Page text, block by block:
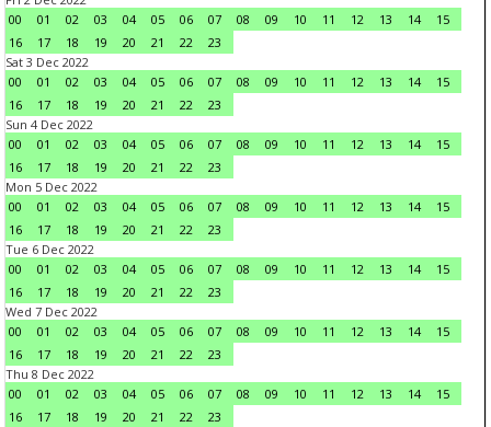
00
01 02 03 04 05 06 07 08 09 10 11 12 13 14
15
16
17 18 19 20 21 22
23
Sat 3 Dec 2022
00
01 02 03 04 05 06 07 08 09 10 11 12 13 14
15
16
17 18 19 20 21 22
23
Sun 4 Dec 2022
00
01 02 03 04 05 06 07 08 09 10 11 12 13 14
15
16
17 18 19 20 21 22
23
Mon 5 Dec 2022
00
01 02 03 04 05 06 07 08 09 10 11 12 13 14
15
16
17 18 19 20 21 22
23
Tue 6 Dec 2022
00
01 02 03 04 05 06 07 08 09 10 11 12 13 14
15
16
17 18 19 20 21 22
23
Wed 7 Dec 2022
00
01 02 03 04 05 06 07 08 09 10 11 12 13 14
15
16
17 18 19 20 21 22
23
Thu 8 Dec 2022
00
01 02 03 04 05 06 07 08 09 10 11 12 13 14
15
16
17 18 19 20 21 22
23